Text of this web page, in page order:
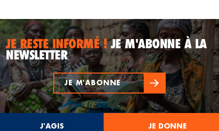
JE RESTE INFORMÉ !JE M'ABONNE À LA
NEWSLETTER
JE M'ABONNE
J'AGIS JE DONNE